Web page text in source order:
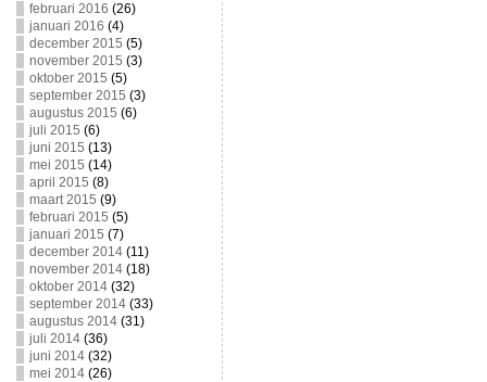
februari 2016 (26)
januari 2016 (4)
december 2015 (5)
november 2015 (3)
oktober 2015 (5)
september 2015 (3)
augustus 2015 (6)
juli 2015 (6)
juni 2015 (13)
mei 2015 (14)
april 2015 (8)
maart 2015 (9)
februari 2015 (5)
januari 2015 (7)
december 2014(11)
november 2014(18)
oktober 2014(32)
september 2014(33)
augustus 2014(31)
juli 2014(36)
juni 2014(32)
mei 2014(26)